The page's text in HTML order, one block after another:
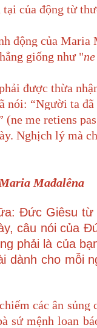
của động từ
động của
giống như "
được thừa
nói: “Người ta
(ne me retiens
Nghịch lý mà
Mađalêna
Đức Giêsu
câu nói của
phải là của
dành cho mỗi
các ân
sứ mệnh loan